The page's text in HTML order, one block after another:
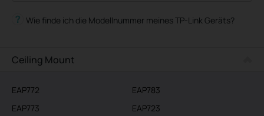
Omada Pro
Wie finde ich die Modellnummer meines TP-Link Geräts?
Ceiling Mount
EAP772
EAP783
EAP773
EAP723